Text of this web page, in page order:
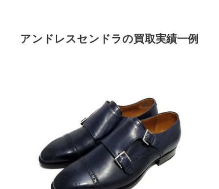
アンドレスセンドラの買取実績一例